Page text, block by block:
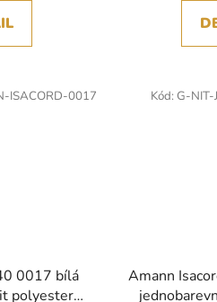
0017 bílá
polyester
ISACORD-0017
Amann
Kód: G-